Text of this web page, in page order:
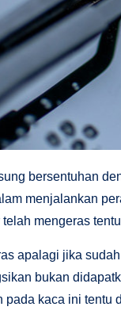
bersentuhan
menjalankan
mengeras
apalagi jika
bukan
pada kaca ini